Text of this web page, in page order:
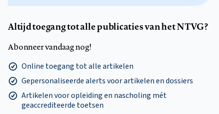
Altijd toegang tot alle publicaties van het NTVG?
Abonneer vandaag nog!
Online toegang tot alle artikelen
Gepersonaliseerde alerts voor artikelen en dossiers
Artikelen voor opleiding en nascholing mét
geaccrediteerde toetsen